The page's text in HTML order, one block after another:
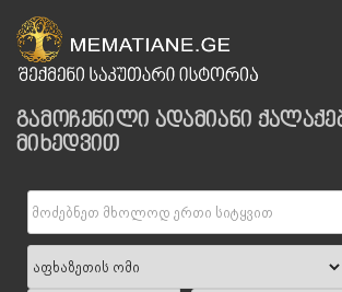
გამოჩენილი ადამიანი
მიხედვით